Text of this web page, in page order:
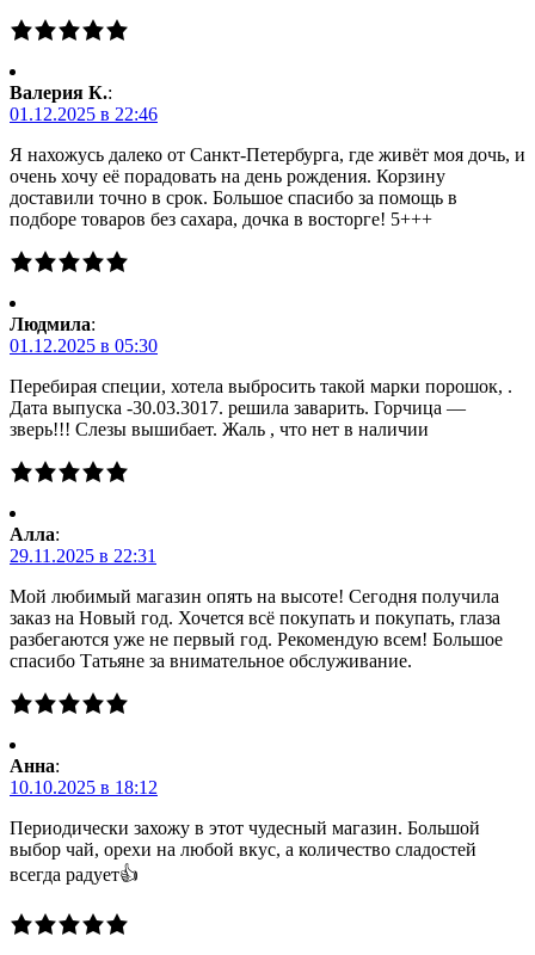
Валерия К.:
01.12.2025 в 22:46
Я нахожусь далеко от Санкт-Петербурга, где живёт моя дочь, и
очень хочу её порадовать на день рождения. Корзину
доставили точно в срок. Большое спасибо за помощь в
подборе товаров без сахара, дочка в восторге! 5+++
Людмила:
01.12.2025 в 05:30
Перебирая специи, хотела выбросить такой марки порошок, .
Дата выпуска -30.03.3017. решила заварить. Горчица —
зверь!!! Слезы вышибает. Жаль , что нет в наличии
Алла:
29.11.2025 в 22:31
Мой любимый магазин опять на высоте! Сегодня получила
заказ на Новый год. Хочется всё покупать и покупать, глаза
разбегаются уже не первый год. Рекомендую всем! Большое
спасибо Татьяне за внимательное обслуживание.
Анна:
10.10.2025 в 18:12
Периодически захожу в этот чудесный магазин. Большой
выбор чай, орехи на любой вкус, а количество сладостей
всегда радует👍